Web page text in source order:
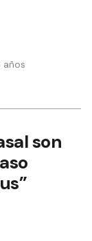
años
son